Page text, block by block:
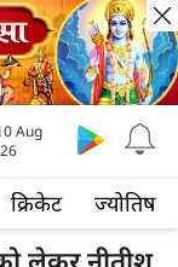
क्रिकेट ज्योतिष
Aug